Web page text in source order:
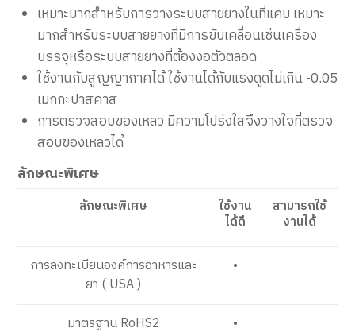
เหมาะมากสำหรับการวางระบบสายยางในที่แคบ เหมาะ
มากสำหรับระบบสายยางที่มีการขับเคลื่อนเช่นเครื่อง
บรรจุหรือระบบสายยางที่ต้องงอตัวตลอด
ใช้งานกับสูญญากาศได้ ใช้งานได้กับแรงดูดไม่เกิน -0.05
เมกกะปาสคาส
การตรวจสอบของเหลว มีความโปร่งใสจึงวางใจที่ตรวจ
สอบของเหลวได้
ลักษณะพิเศษ
ลักษณะพิเศษ
ใช้งาน
ได้ดี
สามารถใช้
งานได้
การลงทะเบียนองค์การอาหารและ
ยา ( USA )
•
มาตรฐาน RoHS2
•